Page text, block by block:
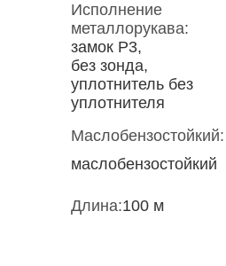
Исполнение
металлорукава:
замок Р3,
без зонда,
уплотнитель без
уплотнителя
Маслобензостойкий:
маслобензостойкий
Длина:100 м